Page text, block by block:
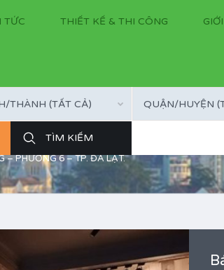
TỨC THIẾT KẾ & THI CÔNG
THÀNH (TẤT CẢ) QUẬN/HUYỆN
– PHƯỜNG 6 – TP. ĐÀ LẠT.